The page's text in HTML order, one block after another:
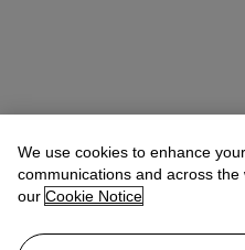
We use cookies to enhance
communications and across
our Cookie Notice